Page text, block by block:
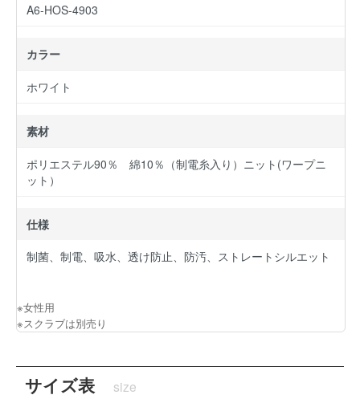
A6-HOS-4903
カラー
ホワイト
素材
ポリエステル90％ 綿10％（制電糸入り）ニット(ワープニ
ット）
仕様
制菌、制電、吸水、透け防止、防汚、ストレートシルエット
※女性用
※スクラブは別売り
サイズ表 size